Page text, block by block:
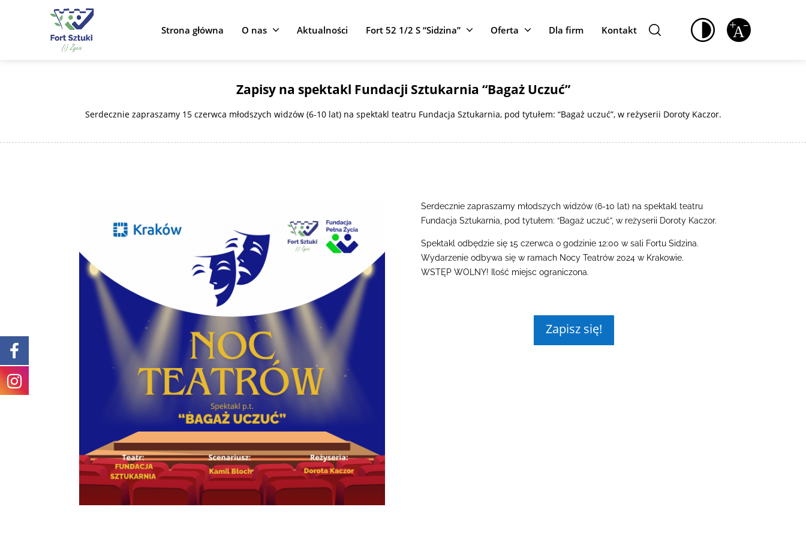
Strona główna O nas Aktualności Fort 52 1/2 S “Sidzina” Oferta Dla firm Kontakt
Zapisy na spektakl Fundacji Sztukarnia “Bagaż Uczuć”
Serdecznie zapraszamy 15 czerwca młodszych widzów (6-10 lat) na spektakl teatru Fundacja Sztukarnia, pod tytułem: “Bagaż uczuć”, w reżyserii Doroty Kaczor.
Serdecznie zapraszamy młodszych widzów (6-10 lat) na spektakl teatru
Fundacja Sztukarnia, pod tytułem: “Bagaż uczuć”, w reżyserii Doroty Kaczor.
Spektakl odbędzie się 15 czerwca o godzinie 12:00 w sali Fortu Sidzina.
Wydarzenie odbywa się w ramach Nocy Teatrów 2024 w Krakowie.
WSTĘP WOLNY! Ilość miejsc ograniczona.
Zapisz się!